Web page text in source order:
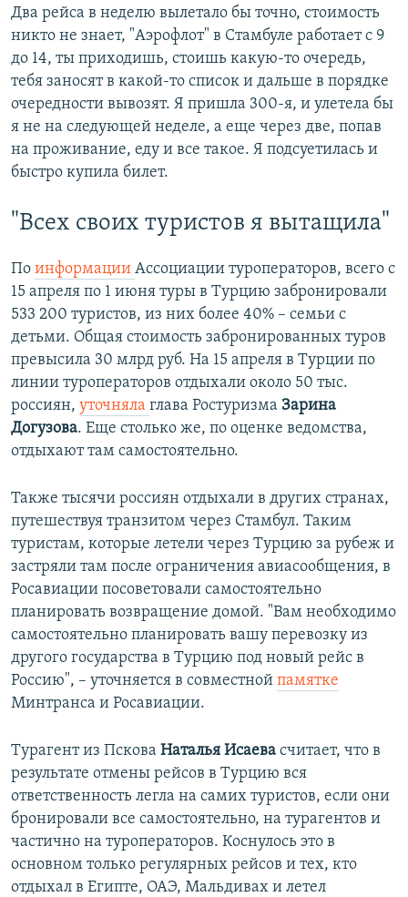
Два рейса в неделю вылетало бы точно, стоимость
никто не знает, "Аэрофлот" в Стамбуле работает с 9
до 14, ты приходишь, стоишь какую-то очередь,
тебя заносят в какой-то список и дальше в порядке
очередности вывозят. Я пришла 300-я, и улетела бы
я не на следующей неделе, а еще через две, попав
на проживание, еду и все такое. Я подсуетилась и
быстро купила билет.
"Всех своих туристов я вытащила"
По информации Ассоциации туроператоров, всего с
15 апреля по 1 июня туры в Турцию забронировали
533 200 туристов, из них более 40% – семьи с
детьми. Общая стоимость забронированных туров
превысила 30 млрд руб. На 15 апреля в Турции по
линии туроператоров отдыхали около 50 тыс.
россиян, уточняла глава Ростуризма Зарина
Догузова. Еще столько же, по оценке ведомства,
отдыхают там самостоятельно.
Также тысячи россиян отдыхали в других странах,
путешествуя транзитом через Стамбул. Таким
туристам, которые летели через Турцию за рубеж и
застряли там после ограничения авиасообщения, в
Росавиации посоветовали самостоятельно
планировать возвращение домой. "Вам необходимо
самостоятельно планировать вашу перевозку из
другого государства в Турцию под новый рейс в
Россию", – уточняется в совместной памятке
Минтранса и Росавиации.
Турагент из Пскова Наталья Исаева считает, что в
результате отмены рейсов в Турцию вся
ответственность легла на самих туристов, если они
бронировали все самостоятельно, на турагентов и
частично на туроператоров. Коснулось это в
основном только регулярных рейсов и тех, кто
отдыхал в Египте, ОАЭ, Мальдивах и летел